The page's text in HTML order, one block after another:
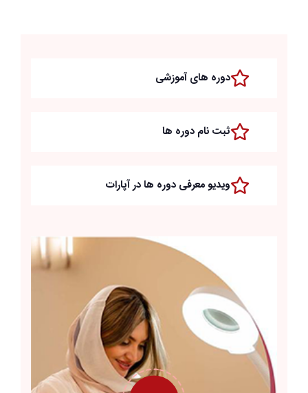
دوره های آموزشی
ثبت نام دوره ها
ویدیو معرفی دوره ها در آپارات